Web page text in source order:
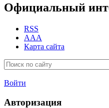
Официальный
RSS
AAA
Карта сайта
Войти
Авторизация